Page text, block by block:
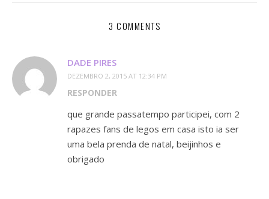
3 COMMENTS
DADE PIRES
DEZEMBRO 2, 2015 AT 12:34 PM
RESPONDER
que grande passatempo participei, com 2
rapazes fans de legos em casa isto ia ser
uma bela prenda de natal, beijinhos e
obrigado